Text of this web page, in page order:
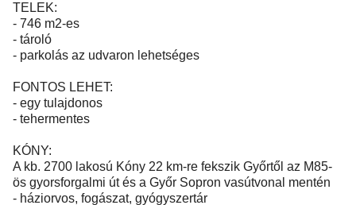
TELEK:
- 746 m2-es
- tároló
- parkolás az udvaron lehetséges
FONTOS LEHET:
- egy tulajdonos
- tehermentes
KÓNY:
A kb. 2700 lakosú Kóny 22 km-re fekszik Győrtől az M85-
ös gyorsforgalmi út és a Győr Sopron vasútvonal mentén
- háziorvos, fogászat, gyógyszertár